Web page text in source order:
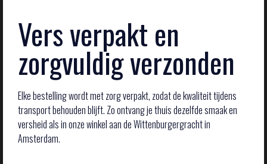
Vers verpakt en
zorgvuldig verzonden
Elke bestelling wordt met zorg verpakt, zodat de kwaliteit tijdens
transport behouden blijft. Zo ontvang je thuis dezelfde smaak en
versheid als in onze winkel aan de Wittenburgergracht in
Amsterdam.